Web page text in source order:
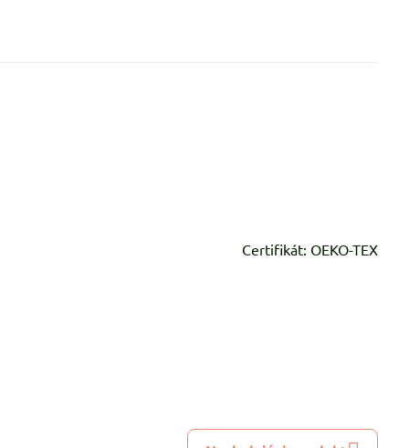
atď. Certifikát: OEKO-TEX